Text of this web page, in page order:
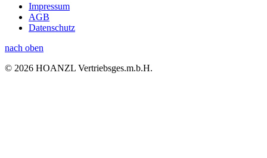
Impressum
AGB
Datenschutz
nach oben
© 2026 HOANZL Vertriebsges.m.b.H.